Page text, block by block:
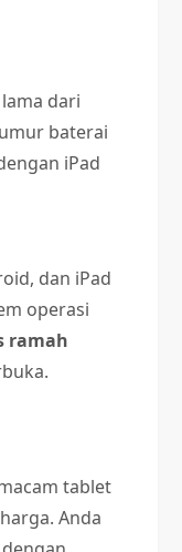
dari
baterai
iPad
dan iPad
operasi
ramah
tablet
Anda